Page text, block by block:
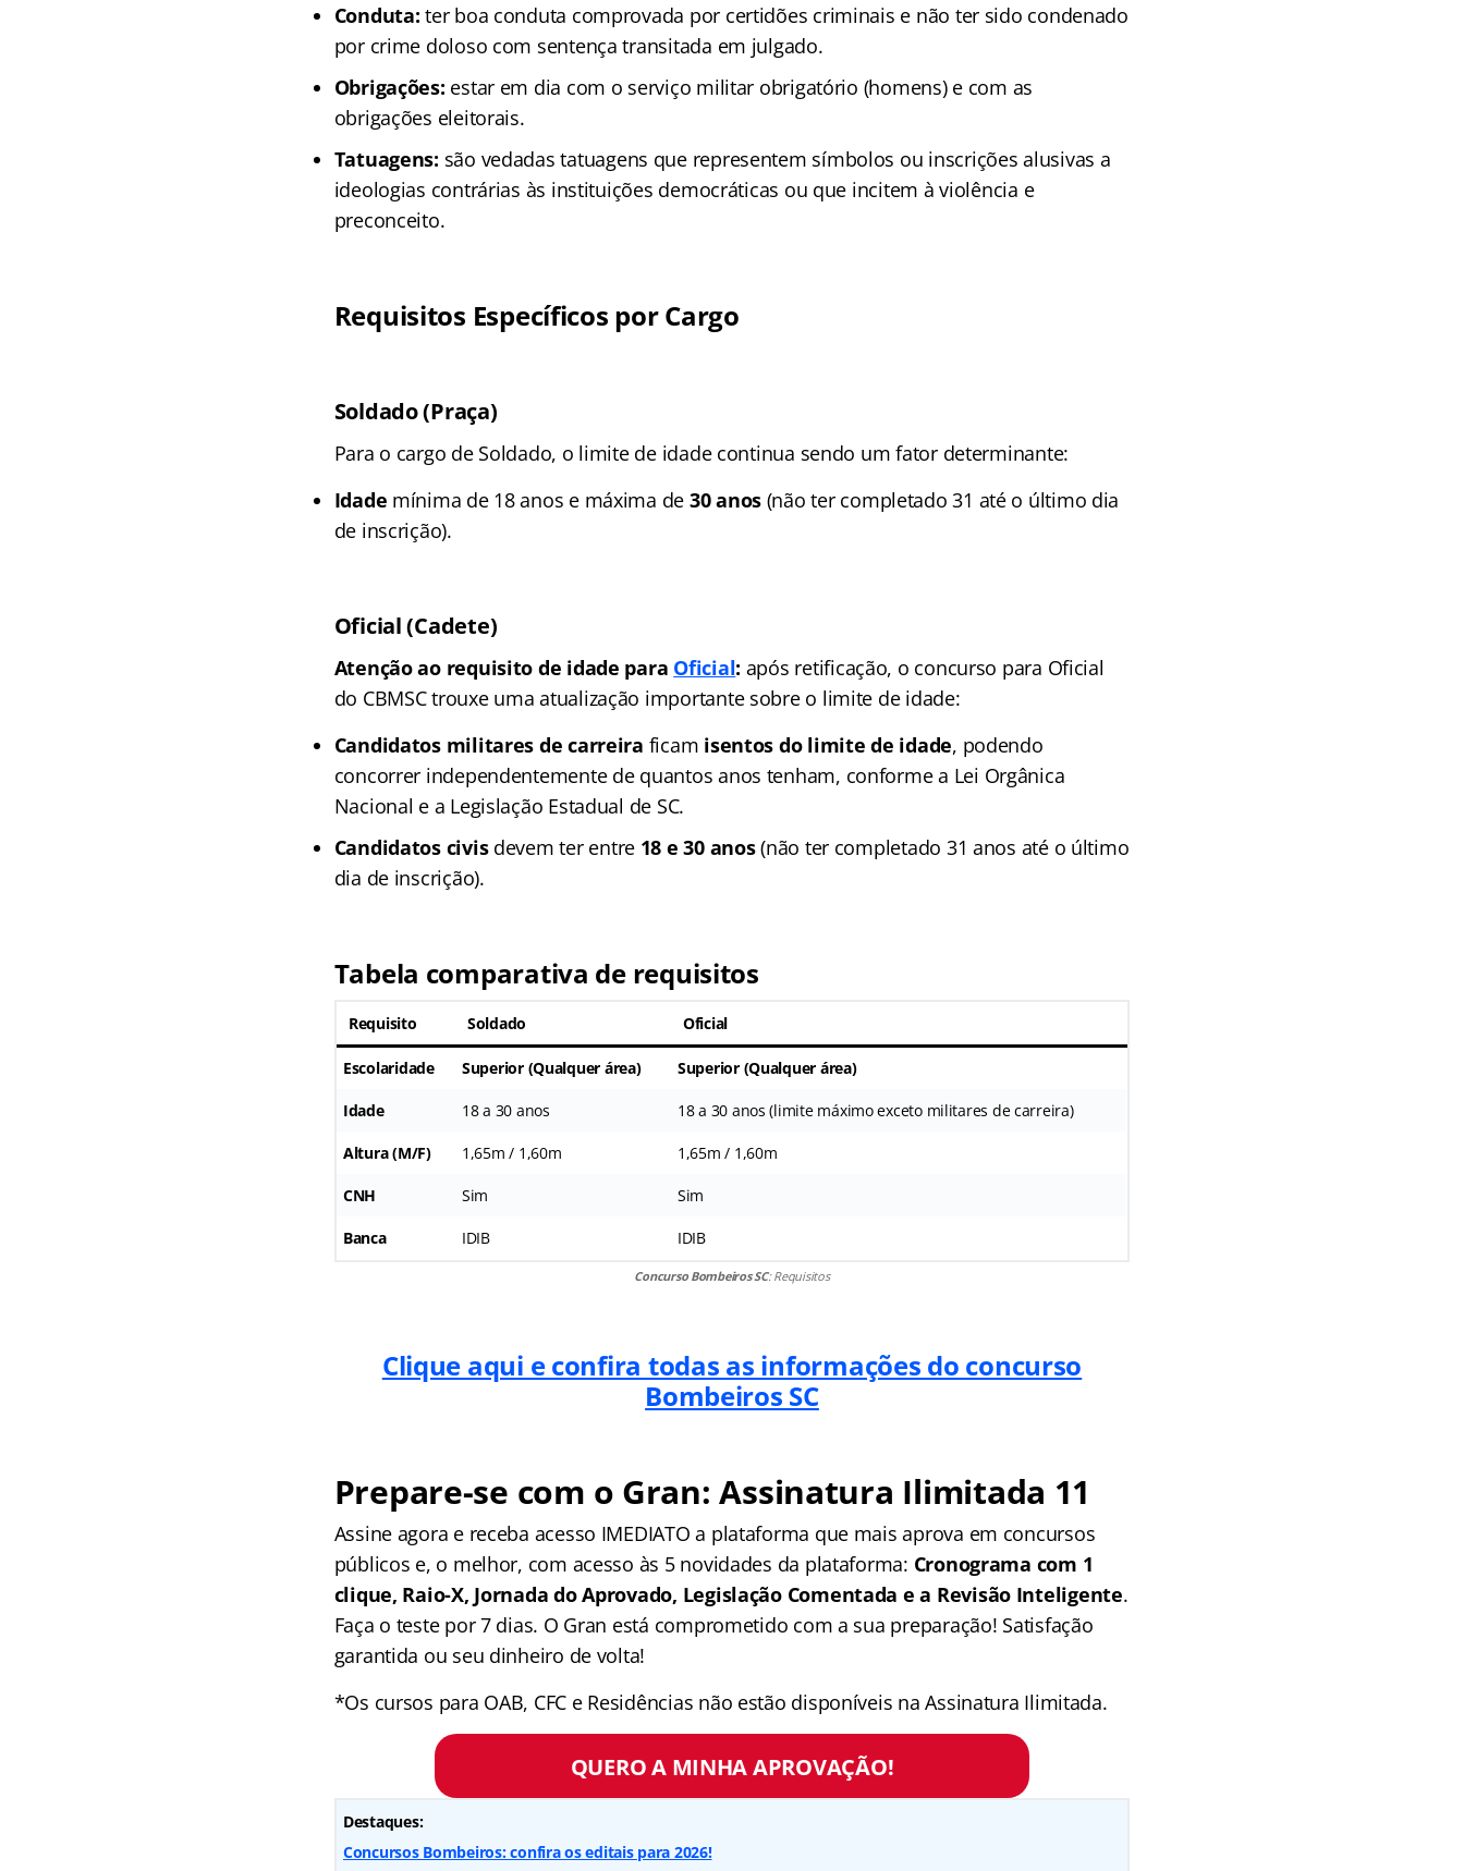
Conduta: ter boa conduta comprovada por certidões criminais e não ter sido condenado
por crime doloso com sentença transitada em julgado.
Obrigações: estar em dia com o serviço militar obrigatório (homens) e com as
obrigações eleitorais.
Tatuagens: são vedadas tatuagens que representem símbolos ou inscrições alusivas a
ideologias contrárias às instituições democráticas ou que incitem à violência e
preconceito.
Requisitos Específicos por Cargo
Soldado (Praça)
Para o cargo de Soldado, o limite de idade continua sendo um fator determinante:
Idade mínima de 18 anos e máxima de 30 anos (não ter completado 31 até o último dia
de inscrição).
Oficial (Cadete)
Atenção ao requisito de idade para Oficial: após retificação, o concurso para Oficial
do CBMSC trouxe uma atualização importante sobre o limite de idade:
Candidatos militares de carreira ficam isentos do limite de idade, podendo
concorrer independentemente de quantos anos tenham, conforme a Lei Orgânica
Nacional e a Legislação Estadual de SC.
Candidatos civisdevem ter entre 18 e 30 anos(não ter completado 31 anos até o último
dia de inscrição).
Tabela comparativa de requisitos
Requisito Soldado Oficial
Escolaridade Superior (Qualquer área) Superior (Qualquer área)
Idade 18 a 30 anos 18 a 30 anos (limite máximo exceto militares de carreira)
Altura (M/F) 1,65m / 1,60m 1,65m / 1,60m
CNH Sim Sim
Banca IDIB IDIB
Concurso Bombeiros SC: Requisitos
Clique aqui e confira todas as informações do concurso
Bombeiros SC
Prepare-se com o Gran: Assinatura Ilimitada 11
Assine agora e receba acesso IMEDIATO a plataforma que mais aprova em concursos
públicos e, o melhor, com acesso às 5 novidades da plataforma: Cronograma com 1
clique, Raio-X, Jornada do Aprovado, Legislação Comentada e a Revisão Inteligente.
Faça o teste por 7 dias. O Gran está comprometido com a sua preparação! Satisfação
garantida ou seu dinheiro de volta!
*Os cursos para OAB, CFC e Residências não estão disponíveis na Assinatura Ilimitada.
QUERO A MINHA APROVAÇÃO!
Destaques:
Concursos Bombeiros: confira os editais para 2026!